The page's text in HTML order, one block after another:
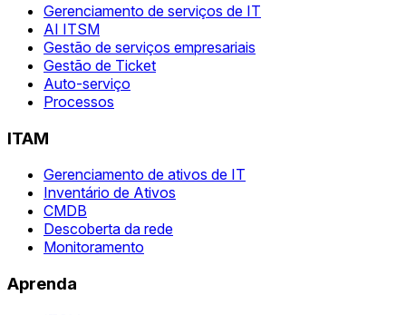
Gerenciamento de serviços de IT
AI ITSM
Gestão de serviços empresariais
Gestão de Ticket
Auto-serviço
Processos
ITAM
Gerenciamento de ativos de IT
Inventário de Ativos
CMDB
Descoberta da rede
Monitoramento
Aprenda